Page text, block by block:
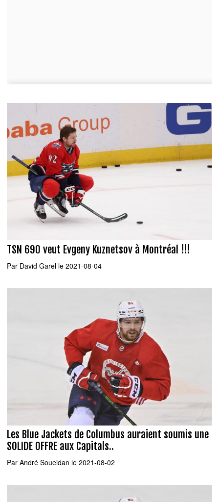
TSN 690 veut Evgeny Kuznetsov à Montréal !!!
Par David Garel le 2021-08-04
Les Blue Jackets de Columbus auraient soumis une
SOLIDE OFFRE aux Capitals..
Par André Soueidan le 2021-08-02